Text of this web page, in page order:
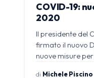
COVID-19:
2020
Il presidente del
firmato il nuovo
nuove misure
di Michele Piscino